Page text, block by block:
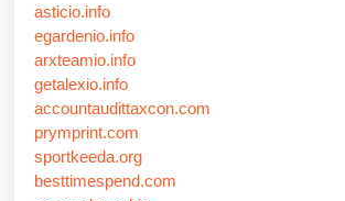
asticio.info
egardenio.info
arxteamio.info
getalexio.info
accountaudittaxcon.com
prymprint.com
sportkeeda.org
besttimespend.com